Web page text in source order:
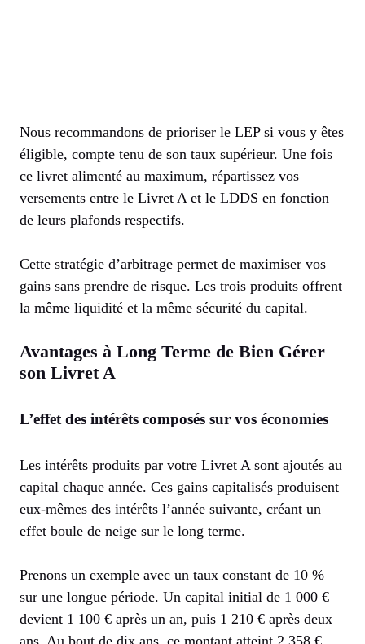
Nous recommandons de prioriser le LEP si vous y êtes
éligible, compte tenu de son taux supérieur. Une fois
ce livret alimenté au maximum, répartissez vos
versements entre le Livret A et le LDDS en fonction
de leurs plafonds respectifs.
Cette stratégie d’arbitrage permet de maximiser vos
gains sans prendre de risque. Les trois produits offrent
la même liquidité et la même sécurité du capital.
Avantages à Long Terme de Bien Gérer
son Livret A
L’effet des intérêts composés sur vos économies
Les intérêts produits par votre Livret A sont ajoutés au
capital chaque année. Ces gains capitalisés produisent
eux-mêmes des intérêts l’année suivante, créant un
effet boule de neige sur le long terme.
Prenons un exemple avec un taux constant de 10 %
sur une longue période. Un capital initial de 1 000 €
devient 1 100 € après un an, puis 1 210 € après deux